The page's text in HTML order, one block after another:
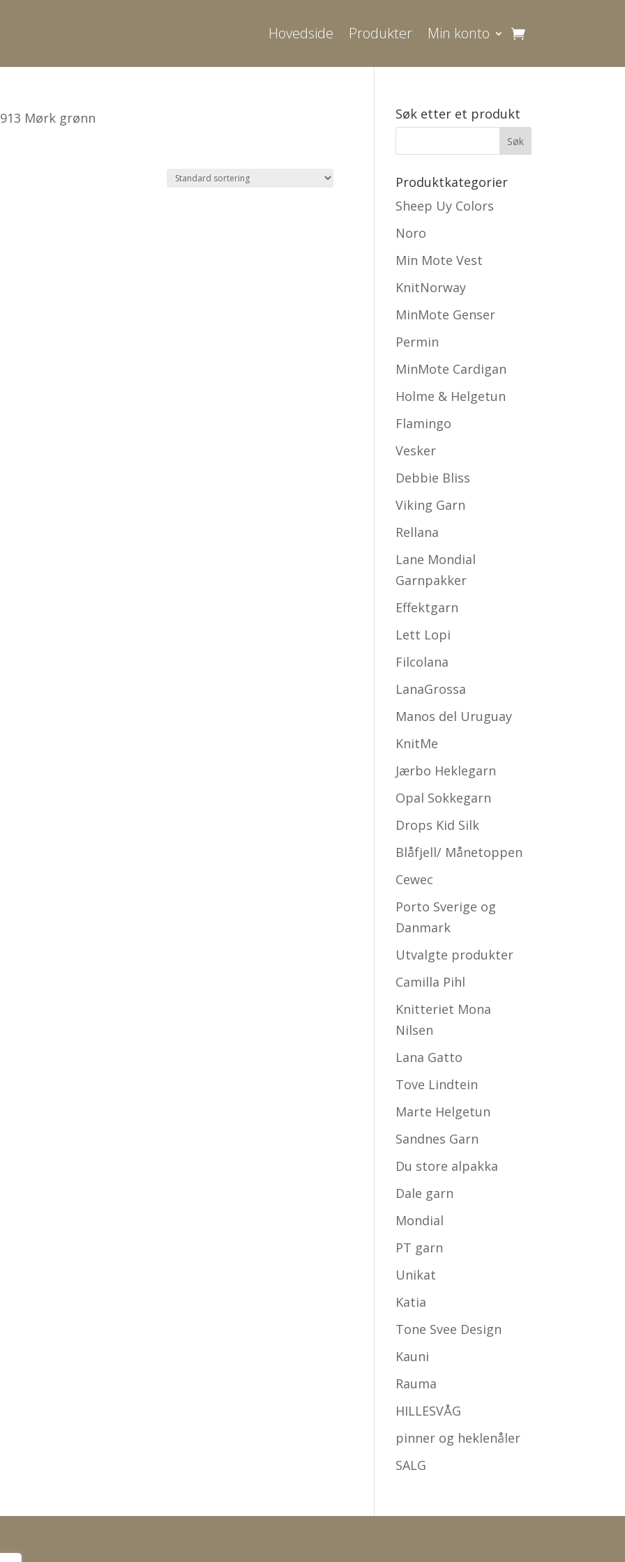
Hovedside Produkter Min konto
Mørk grønn Søk etter et produkt
Produktkategorier
Sheep Uy Colors
Noro
Min Mote Vest
KnitNorway
MinMote Genser
Permin
MinMote Cardigan
Holme & Helgetun
Flamingo
Vesker
Debbie Bliss
Viking Garn
Rellana
Lane Mondial
Garnpakker
Effektgarn
Lett Lopi
Filcolana
LanaGrossa
Manos del Uruguay
KnitMe
Jærbo Heklegarn
Opal Sokkegarn
Drops Kid Silk
Blåfjell/ Månetoppen
Cewec
Porto Sverige og
Danmark
Utvalgte produkter
Camilla Pihl
Knitteriet Mona
Nilsen
Lana Gatto
Tove Lindtein
Marte Helgetun
Sandnes Garn
Du store alpakka
Dale garn
Mondial
PT garn
Unikat
Katia
Tone Svee Design
Kauni
Rauma
HILLESVÅG
pinner og heklenåler
SALG